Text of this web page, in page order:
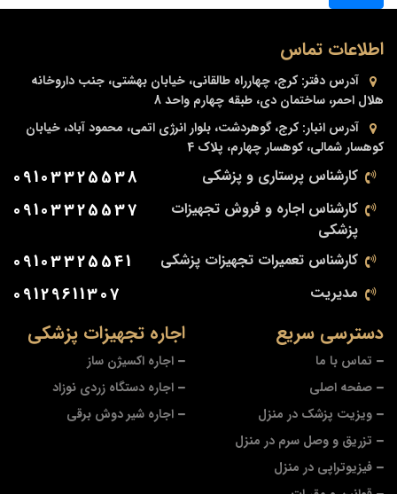
اجاره تجهیزات پزشکی
اجاره اکسیژن ساز
اجاره دستگاه زردی نوزاد
اجاره شیر دوش برقی
دسترسی سریع
تماس با ما
صفحه اصلی
ویزیت پزشک در منزل
تزریق و وصل سرم در منزل
فیزیوتراپی در منزل
اطلاعات تماس
آدرس دفتر: کرج، چهارراه طالقانی، خیابان بهشتی، جنب داروخانه
هلال احمر، ساختمان دی، طبقه چهارم واحد 8
آدرس انبار: کرج، گوهردشت، بلوار انرژی اتمی، محمود آباد، خیابان
کوهسار شمالی، کوهسار چهارم، پلاک 4
کارشناس پرستاری و پزشکی 09103325538
کارشناس اجاره و فروش تجهیزات
پزشکی
09103325537
کارشناس تعمیرات تجهیزات پزشکی 09103325541
مدیریت 09129611307